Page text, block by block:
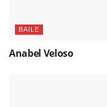
BAILE
Anabel Veloso